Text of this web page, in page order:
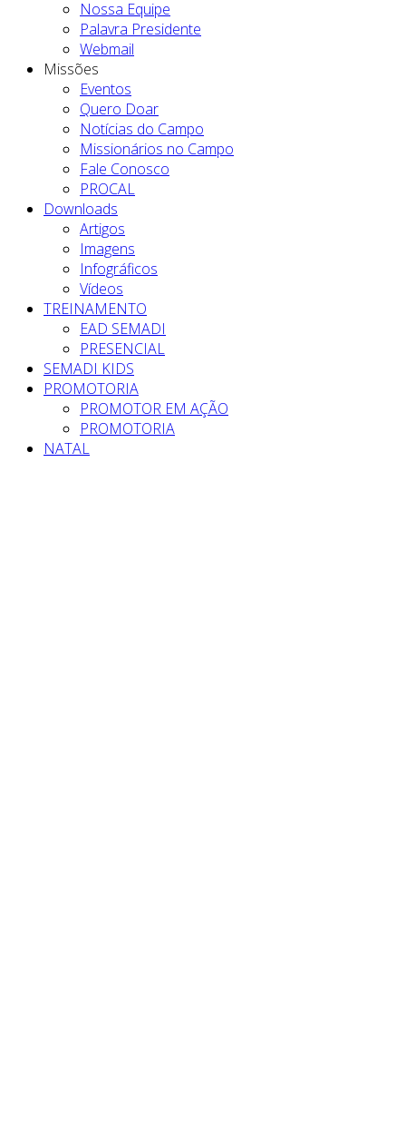
Nossa Equipe
Palavra Presidente
Webmail
Missões
Eventos
Quero Doar
Notícias do Campo
Missionários no Campo
Fale Conosco
PROCAL
Downloads
Artigos
Imagens
Infográficos
Vídeos
TREINAMENTO
EAD SEMADI
PRESENCIAL
SEMADI KIDS
PROMOTORIA
PROMOTOR EM AÇÃO
PROMOTORIA
NATAL